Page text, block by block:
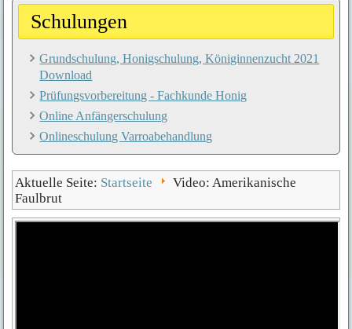
Schulungen
Grundschulung, Honigschulung, Königinnenzucht 2021
Download
Prüfungsvorbereitung - Fachkunde Honig
Online Anfängerschulung
Onlineschulung Varroabehandlung
Aktuelle Seite: Startseite
Video: Amerikanische
Faulbrut